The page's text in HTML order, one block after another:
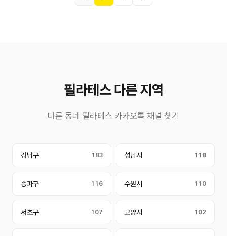
필라테스 다른 지역
다른 동네 필라테스 카카오톡 채널 찾기
강남구 183 성남시 118
송파구 116 수원시 110
서초구 107 고양시 102